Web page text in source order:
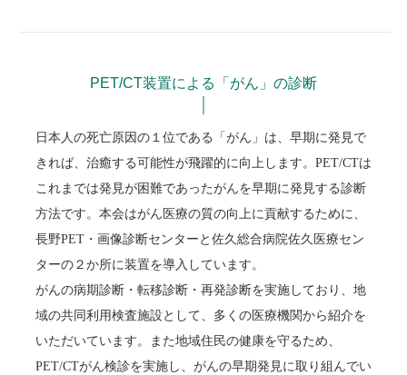
PET/CT装置による「がん」の診断
日本人の死亡原因の１位である「がん」は、早期に発見で
きれば、治癒する可能性が飛躍的に向上します。PET/CTは
これまでは発見が困難であったがんを早期に発見する診断
方法です。本会はがん医療の質の向上に貢献するために、
長野PET・画像診断センターと佐久総合病院佐久医療セン
ターの２か所に装置を導入しています。
がんの病期診断・転移診断・再発診断を実施しており、地
域の共同利用検査施設として、多くの医療機関から紹介を
いただいています。また地域住民の健康を守るため、
PET/CTがん検診を実施し、がんの早期発見に取り組んでい